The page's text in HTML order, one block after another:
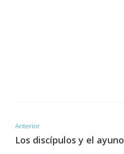
Anterior
Los discípulos y el ayuno